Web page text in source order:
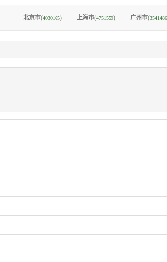
北京市(4030165) 上海市(4751559) 广州市(3541486